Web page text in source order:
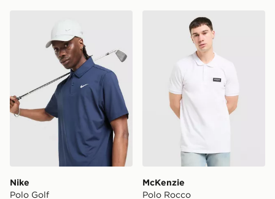
Nike
Polo Golf
McKenzie Polo Rocco
McKenzie
Polo Rocco